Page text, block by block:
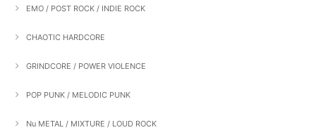
EMO / POST ROCK / INDIE ROCK
CHAOTIC HARDCORE
GRINDCORE / POWER VIOLENCE
POP PUNK / MELODIC PUNK
Nu METAL / MIXTURE / LOUD ROCK